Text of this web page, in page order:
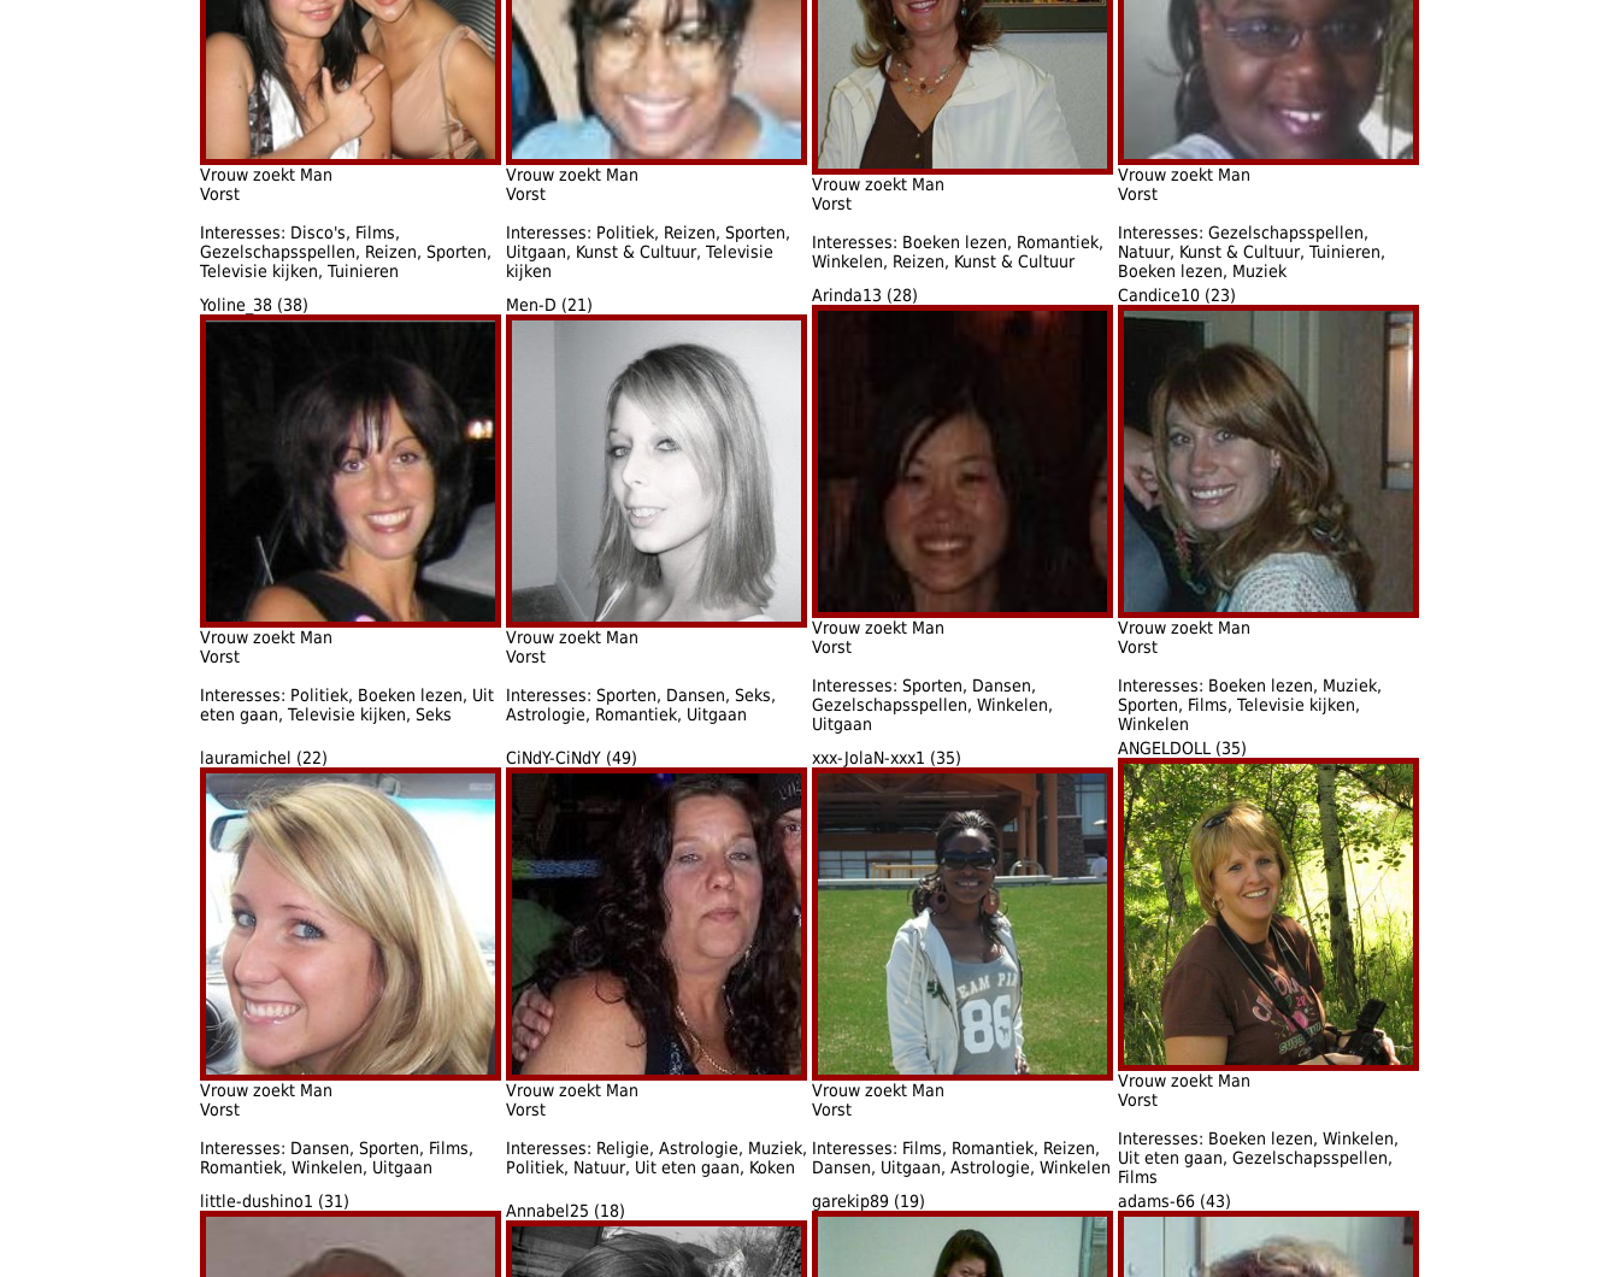
Vrouw zoekt Man
Vorst
Interesses: Disco's, Films,
Gezelschapsspellen, Reizen, Sporten,
Televisie kijken, Tuinieren
Vrouw zoekt Man
Vorst
Interesses: Politiek, Reizen, Sporten,
Uitgaan, Kunst & Cultuur, Televisie
kijken
Vrouw zoekt Man
Vorst
Interesses: Boeken lezen, Romantiek,
Winkelen, Reizen, Kunst & Cultuur
Vrouw zoekt Man
Vorst
Interesses: Gezelschapsspellen,
Natuur, Kunst & Cultuur, Tuinieren,
Boeken lezen, Muziek
Yoline_38 (38)
Vrouw zoekt Man
Vorst
Interesses: Politiek, Boeken lezen, Uit
eten gaan, Televisie kijken, Seks
Men-D (21)
Vrouw zoekt Man
Vorst
Interesses: Sporten, Dansen, Seks,
Astrologie, Romantiek, Uitgaan
Arinda13 (28)
Vrouw zoekt Man
Vorst
Interesses: Sporten, Dansen,
Gezelschapsspellen, Winkelen,
Uitgaan
Candice10 (23)
Vrouw zoekt Man
Vorst
Interesses: Boeken lezen, Muziek,
Sporten, Films, Televisie kijken,
Winkelen
lauramichel (22)
Vrouw zoekt Man
Vorst
Interesses: Dansen, Sporten, Films,
Romantiek, Winkelen, Uitgaan
CiNdY-CiNdY (49)
Vrouw zoekt Man
Vorst
Interesses: Religie, Astrologie, Muziek,
Politiek, Natuur, Uit eten gaan, Koken
xxx-JolaN-xxx1 (35)
Vrouw zoekt Man
Vorst
Interesses: Films, Romantiek, Reizen,
Dansen, Uitgaan, Astrologie, Winkelen
ANGELDOLL (35)
Vrouw zoekt Man
Vorst
Interesses: Boeken lezen, Winkelen,
Uit eten gaan, Gezelschapsspellen,
Films
little-dushino1 (31)
Annabel25 (18) garekip89 (19) adams-66 (43)